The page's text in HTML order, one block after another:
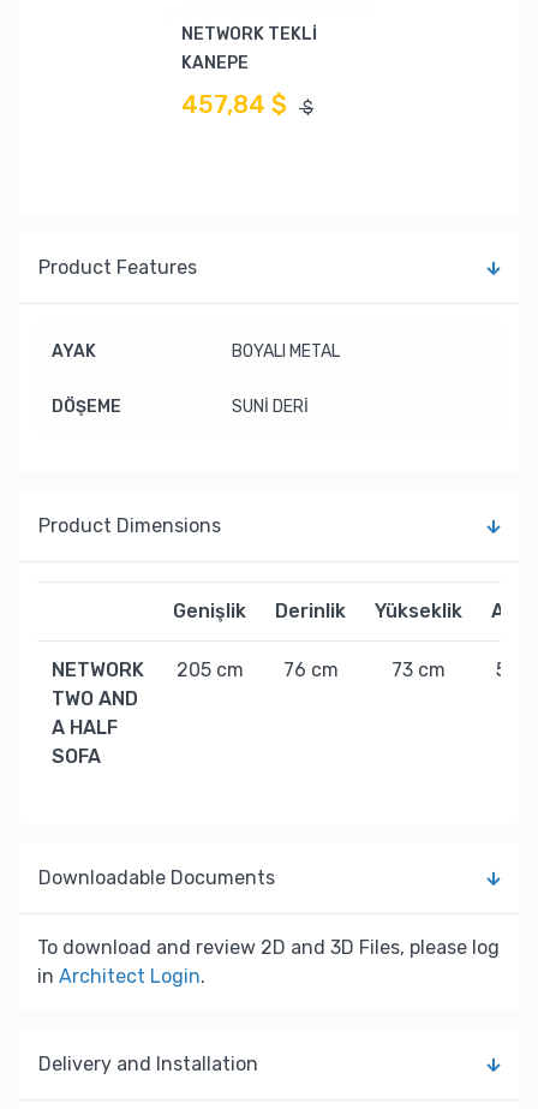
NETWORK TEKLİ
KANEPE
457,84 $ $
Product Features
AYAK BOYALI METAL
DÖŞEME SUNİ DERİ
Product Dimensions
Genişlik Derinlik Yükseklik
NETWORK
TWO AND
A HALF
SOFA
205 cm 76 cm 73 cm 59
Downloadable Documents
To download and review 2D and 3D Files, please log
in Architect Login.
Delivery and Installation